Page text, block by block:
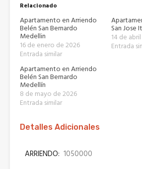
Relacionado
Apartamento en Arriendo
Belén San Bernardo
Medellin
16 de enero de 2026
Entrada similar
San Jose
14 de
Entrada
Apartamento en Arriendo
Belén San Bernardo
Medellín
8 de mayo de 2026
Entrada similar
Detalles Adicionales
ARRIENDO: 1050000